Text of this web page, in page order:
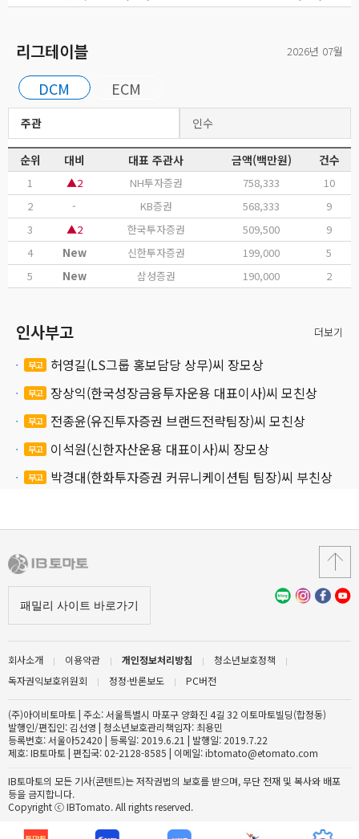
리그테이블 2026년 07월
DCM ECM
주관 인수
순위 대비 대표 주관사 금액(백만원) 건수
1 ▲2 NH투자증권 758,333
10
2
- KB증권 568,333
9
3
▲2 한국투자증권 509,500
9
4
New 신한투자증권 199,000
5
5
New 삼성증권 190,000 2
인사부고 더보기
부고 허영길(LS그룹 홍보담당 상무)씨 장모상
부고 장상익(한국성장금융투자운용 대표이사)씨 모친상
부고 전종윤(유진투자증권 브랜드전략팀장)씨 모친상
부고 이석원(신한자산운용 대표이사)씨 장모상
부고 박경대(한화투자증권 커뮤니케이션팀 팀장)씨 부친상
회사소개 이용약관 개인정보처리방침
청소년보호정책
독자권익보호위원회
정정·반론보도 PC버전
(주)아이비토마토 | 주소: 서울특별시 마포구 양화진 4길 32 이토마토빌딩(합정동)
발행인/편집인: 김선영 | 청소년보호관리책임자: 최용민
등록번호: 서울아52420 | 등록일: 2019.6.21 | 발행일: 2019.7.22
제호: IB토마토 | 편집국: 02-2128-8585 | 이메일: ibtomato@etomato.com
IB토마토의 모든 기사(콘텐트)는 저작권법의 보호를 받으며, 무단 전재 및 복사와 배포
등을 금지합니다.
Copyright ⓒ IBTomato. All rights reserved.